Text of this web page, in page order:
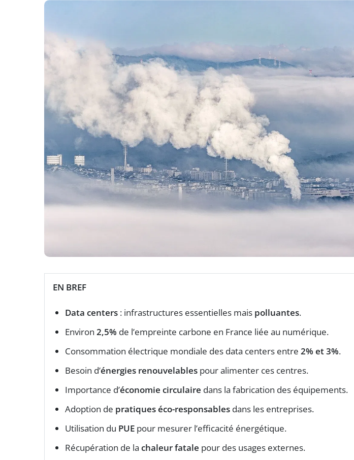
EN BREF
Data centers : infrastructures essentielles mais polluantes.
Environ 2,5% de l’empreinte carbone en France liée au numérique.
Consommation électrique mondiale des data centers entre 2% et 3%.
Besoin d’énergies renouvelables pour alimenter ces centres.
Importance d’économie circulaire dans la fabrication des équipements.
Adoption de pratiques éco-responsables dans les entreprises.
Utilisation du PUE pour mesurer l’efficacité énergétique.
Récupération de la chaleur fatale pour des usages externes.